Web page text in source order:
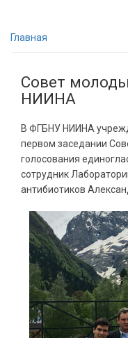
Главная
Совет
НИИНА
В ФГБНУ НИИНА
первом заседании
голосования
сотрудник
антибиотиков